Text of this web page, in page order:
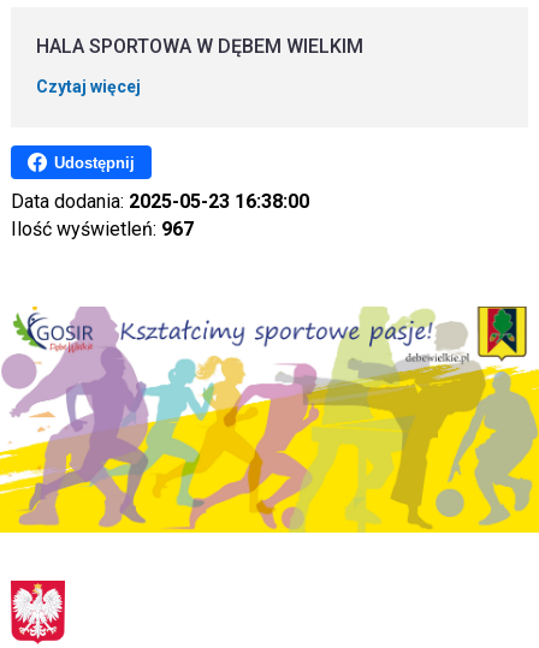
HALA SPORTOWA W DĘBEM WIELKIM
Czytaj więcej
Udostępnij
Data dodania: 2025-05-23 16:38:00
Ilość wyświetleń: 967